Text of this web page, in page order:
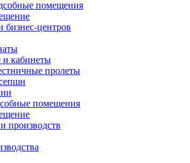
помещения
центров
и кабинеты
пролеты
помещения
производств